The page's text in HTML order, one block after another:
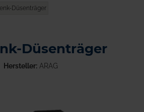
Düsenträger
Düsenträger
Hersteller:ARAG